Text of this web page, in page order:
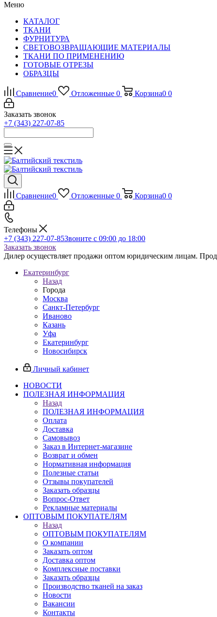
Меню
КАТАЛОГ
ТКАНИ
ФУРНИТУРА
СВЕТОВОЗВРАЩАЮЩИЕ МАТЕРИАЛЫ
ТКАНИ ПО ПРИМЕНЕНИЮ
ГОТОВЫЕ ОТРЕЗЫ
ОБРАЗЦЫ
Сравнение0 Отложенные 0 Корзина0 0
Заказать звонок
+7 (343) 227-07-85
Сравнение0 Отложенные 0 Корзина0 0
Телефоны
+7 (343) 227-07-85Звоните с 09:00 до 18:00
Заказать звонок
Дилер осуществляет продажи оптом юридическим лицам.
Екатеринбург
Назад
Города
Москва
Санкт-Петербург
Иваново
Казань
Уфа
Екатеринбург
Новосибирск
Личный кабинет
НОВОСТИ
ПОЛЕЗНАЯ ИНФОРМАЦИЯ
Назад
ПОЛЕЗНАЯ ИНФОРМАЦИЯ
Оплата
Доставка
Самовывоз
Заказ в Интернет-магазине
Возврат и обмен
Нормативная информация
Полезные статьи
Отзывы покупателей
Заказать образцы
Вопрос-Ответ
Рекламные материалы
ОПТОВЫМ ПОКУПАТЕЛЯМ
Назад
ОПТОВЫМ ПОКУПАТЕЛЯМ
О компании
Заказать оптом
Доставка оптом
Комплексные поставки
Заказать образцы
Производство тканей на заказ
Новости
Вакансии
Контакты